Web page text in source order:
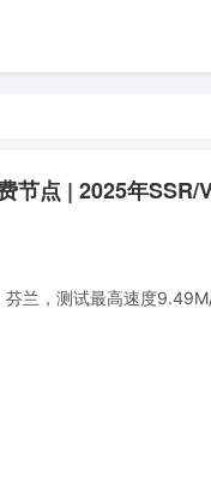
节点 | 2025年
兰，测试最高速度